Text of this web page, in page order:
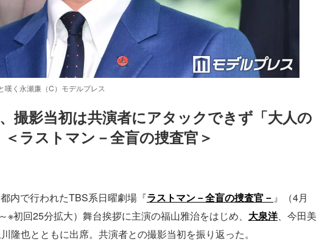
嘆く永瀬廉（C）モデルプレス
Unmute / Loaded
87.03%
撮影当初は共演者にアタックできず「大人の
ラストマン－全盲の捜査官＞
内で行われたTBS系日曜劇場『ラストマン－全盲の捜査官－ 』（4月
初回25分拡大）舞台挨拶に主演の福山雅治をはじめ、 大泉洋、今田美
隆也とともに出席。共演者との撮影当初を振り返った。